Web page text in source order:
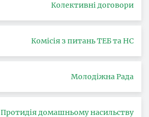
Колективні договори
Комісія з питань ТЕБ та НС
Молодіжна Рада
Протидія домашньому насильству